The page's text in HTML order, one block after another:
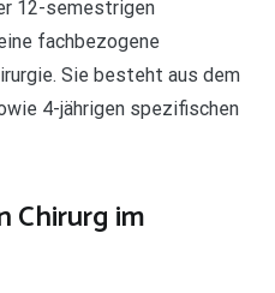
12-semestrigen
fachbezogene
Sie besteht aus dem
4-jährigen spezifischen
Chirurg im